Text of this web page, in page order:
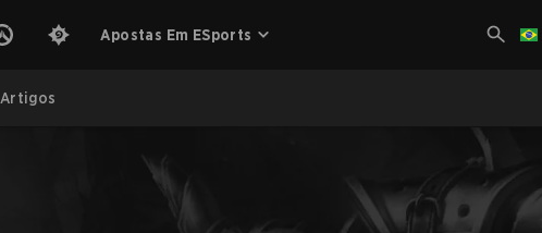
Apostas Em ESports
Artigos